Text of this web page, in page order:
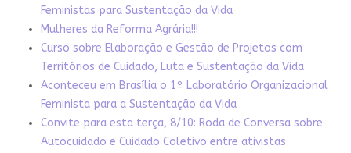
Feministas para Sustentação da Vida
Mulheres da Reforma Agrária!!!
Curso sobre Elaboração e Gestão de Projetos com
Territórios de Cuidado, Luta e Sustentação da Vida
Aconteceu em Brasília o 1º Laboratório Organizacional
Feminista para a Sustentação da Vida
Convite para esta terça, 8/10: Roda de Conversa sobre
Autocuidado e Cuidado Coletivo entre ativistas